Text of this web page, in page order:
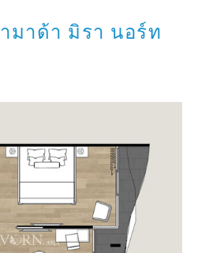
มาด้า มิรา นอร์ท